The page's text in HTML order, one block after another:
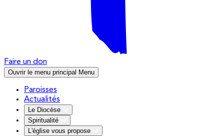
Faire un don
Ouvrir le menu principal Menu
Paroisses
Actualités
Le Diocèse
Spiritualité
L'église vous propose